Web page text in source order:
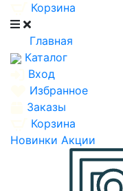
Корзина
Главная
Каталог
Вход
Избранное
Заказы
Корзина
Новинки Акции